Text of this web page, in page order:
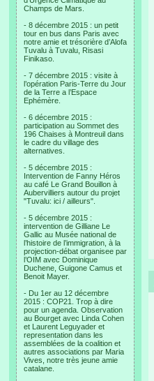
Champs de Mars.
- 8 décembre 2015 : un petit
tour en bus dans Paris avec
notre amie et trésorière d’Alofa
Tuvalu à Tuvalu, Risasi
Finikaso.
- 7 décembre 2015 : visite à
l’opération Paris-Terre du Jour
de la Terre a l’Espace
Ephémère.
- 6 décembre 2015 :
participation au Sommet des
196 Chaises à Montreuil dans
le cadre du village des
alternatives.
- 5 décembre 2015 :
Intervention de Fanny Héros
au café Le Grand Bouillon à
Aubervilliers autour du projet
"Tuvalu: ici / ailleurs".
- 5 décembre 2015 :
intervention de Gilliane Le
Gallic au Musée national de
l’histoire de l’immigration, à la
projection-débat organisee par
l’OIM avec Dominique
Duchene, Guigone Camus et
Benoit Mayer.
- Du 1er au 12 décembre
2015 : COP21. Trop à dire
pour un agenda. Observation
au Bourget avec Linda Cohen
et Laurent Leguyader et
representation dans les
assemblées de la coalition et
autres associations par Maria
Vives, notre très jeune amie
catalane.